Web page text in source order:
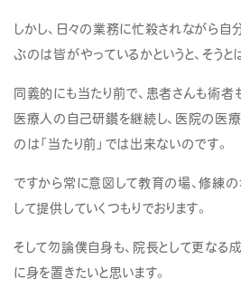
しかし、日々の業務に忙殺されながら自
ぶのは皆がやっているかというと、そうと
同義的にも当たり前で、患者さんも術者
医療人の自己研鑽を継続し、医院の医
のは「当たり前」では出来ないのです。
ですから常に意図して教育の場、修練
して提供していくつもりでおります。
そして勿論僕自身も、院長として更な
に身を置きたいと思います。